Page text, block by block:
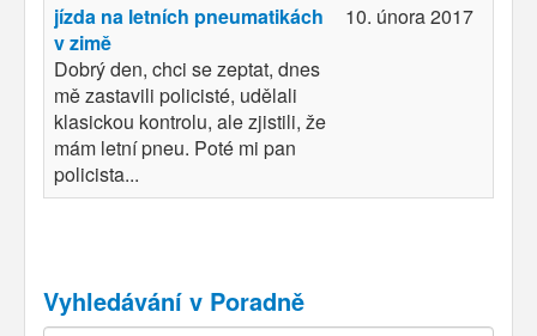
jízda na letních pneumatikách
v zimě
Dobrý den, chci se zeptat, dnes
mě zastavili policisté, udělali
klasickou kontrolu, ale zjistili, že
mám letní pneu. Poté mi pan
policista...
10. února 2017
Vyhledávání v Poradně